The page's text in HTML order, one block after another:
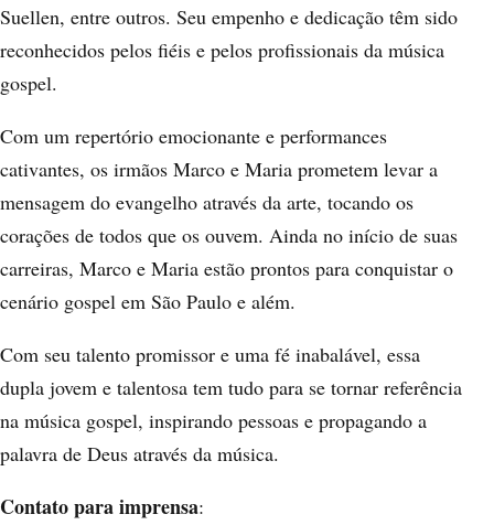
Suellen, entre outros. Seu empenho e dedicação têm sido
reconhecidos pelos fiéis e pelos profissionais da música
gospel.
Com um repertório emocionante e performances
cativantes, os irmãos Marco e Maria prometem levar a
mensagem do evangelho através da arte, tocando os
corações de todos que os ouvem. Ainda no início de suas
carreiras, Marco e Maria estão prontos para conquistar o
cenário gospel em São Paulo e além.
Com seu talento promissor e uma fé inabalável, essa
dupla jovem e talentosa tem tudo para se tornar referência
na música gospel, inspirando pessoas e propagando a
palavra de Deus através da música.
Contato para imprensa: